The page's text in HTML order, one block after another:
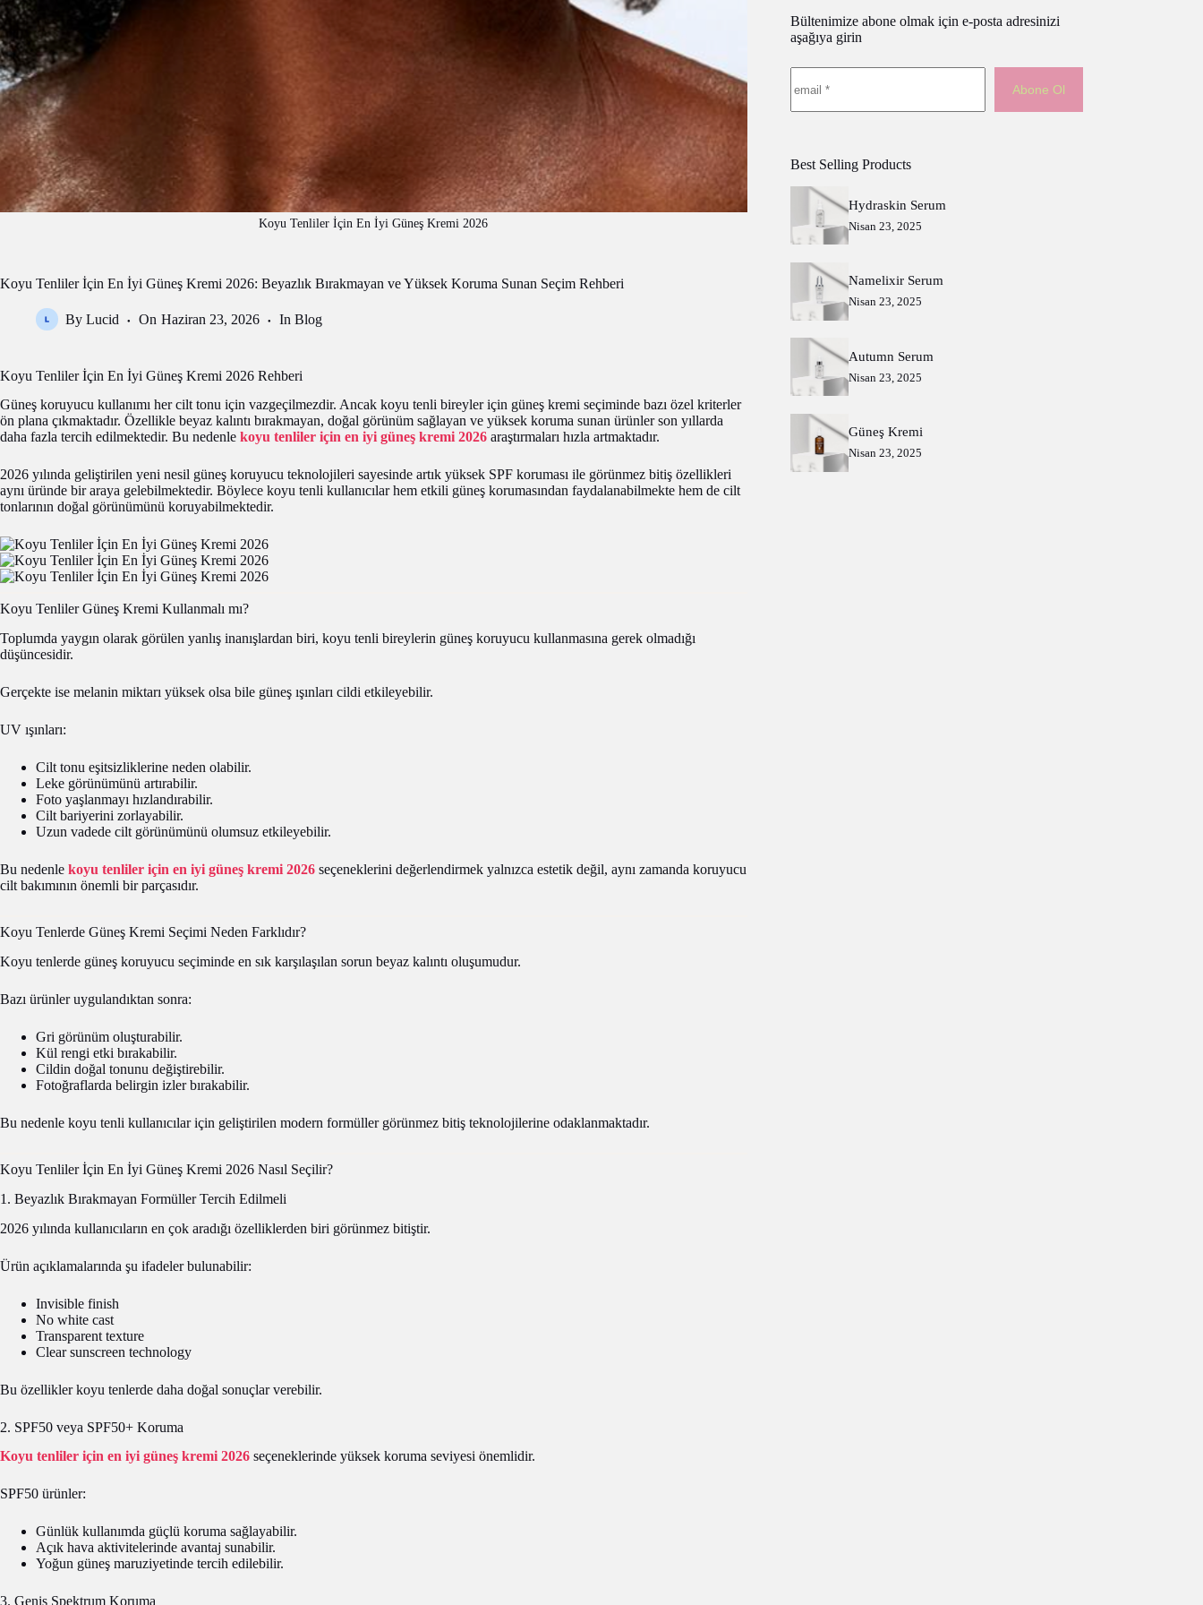
Koyu Tenliler İçin En İyi Güneş Kremi 2026
Koyu Tenliler İçin En İyi Güneş Kremi 2026: Beyazlık Bırakmayan ve Yüksek Koruma Sunan Seçim Rehberi
By Lucid On Haziran 23, 2026 In Blog
Koyu Tenliler İçin En İyi Güneş Kremi 2026 Rehberi
Güneş koruyucu kullanımı her cilt tonu için vazgeçilmezdir. Ancak koyu tenli bireyler için güneş kremi seçiminde bazı özel kriterler
ön plana çıkmaktadır. Özellikle beyaz kalıntı bırakmayan, doğal görünüm sağlayan ve yüksek koruma sunan ürünler son yıllarda
daha fazla tercih edilmektedir. Bu nedenle koyu tenliler için en iyi güneş kremi 2026 araştırmaları hızla artmaktadır.
2026 yılında geliştirilen yeni nesil güneş koruyucu teknolojileri sayesinde artık yüksek SPF koruması ile görünmez bitiş özellikleri
aynı üründe bir araya gelebilmektedir. Böylece koyu tenli kullanıcılar hem etkili güneş korumasından faydalanabilmekte hem de cilt
tonlarının doğal görünümünü koruyabilmektedir.
Koyu Tenliler Güneş Kremi Kullanmalı mı?
Toplumda yaygın olarak görülen yanlış inanışlardan biri, koyu tenli bireylerin güneş koruyucu kullanmasına gerek olmadığı
düşüncesidir.
Gerçekte ise melanin miktarı yüksek olsa bile güneş ışınları cildi etkileyebilir.
UV ışınları:
Cilt tonu eşitsizliklerine neden olabilir.
Leke görünümünü artırabilir.
Foto yaşlanmayı hızlandırabilir.
Cilt bariyerini zorlayabilir.
Uzun vadede cilt görünümünü olumsuz etkileyebilir.
Bu nedenle koyu tenliler için en iyi güneş kremi 2026 seçeneklerini değerlendirmek yalnızca estetik değil, aynı zamanda koruyucu
cilt bakımının önemli bir parçasıdır.
Koyu Tenlerde Güneş Kremi Seçimi Neden Farklıdır?
Koyu tenlerde güneş koruyucu seçiminde en sık karşılaşılan sorun beyaz kalıntı oluşumudur.
Bazı ürünler uygulandıktan sonra:
Gri görünüm oluşturabilir.
Kül rengi etki bırakabilir.
Cildin doğal tonunu değiştirebilir.
Fotoğraflarda belirgin izler bırakabilir.
Bu nedenle koyu tenli kullanıcılar için geliştirilen modern formüller görünmez bitiş teknolojilerine odaklanmaktadır.
Koyu Tenliler İçin En İyi Güneş Kremi 2026 Nasıl Seçilir?
1. Beyazlık Bırakmayan Formüller Tercih Edilmeli
2026 yılında kullanıcıların en çok aradığı özelliklerden biri görünmez bitiştir.
Ürün açıklamalarında şu ifadeler bulunabilir:
Invisible finish
No white cast
Transparent texture
Clear sunscreen technology
Bu özellikler koyu tenlerde daha doğal sonuçlar verebilir.
2. SPF50 veya SPF50+ Koruma
Koyu tenliler için en iyi güneş kremi 2026 seçeneklerinde yüksek koruma seviyesi önemlidir.
SPF50 ürünler:
Günlük kullanımda güçlü koruma sağlayabilir.
Açık hava aktivitelerinde avantaj sunabilir.
Yoğun güneş maruziyetinde tercih edilebilir.
3. Geniş Spektrum Koruma
Bültenimize abone olmak için e-posta adresinizi
aşağıya girin
Abone Ol
Best Selling Products
Hydraskin Serum
Nisan 23, 2025
Namelixir Serum
Nisan 23, 2025
Autumn Serum
Nisan 23, 2025
Güneş Kremi
Nisan 23, 2025